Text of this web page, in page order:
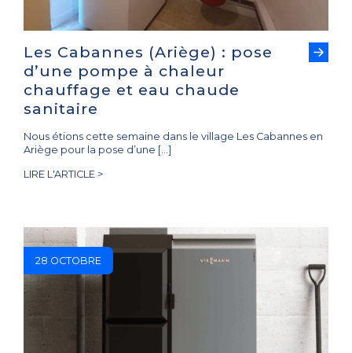
Les Cabannes (Ariège) : pose
d’une pompe à chaleur
chauffage et eau chaude
sanitaire
Nous étions cette semaine dans le village Les Cabannes en
Ariège pour la pose d’une […]
LIRE L'ARTICLE >
28 OCTOBRE